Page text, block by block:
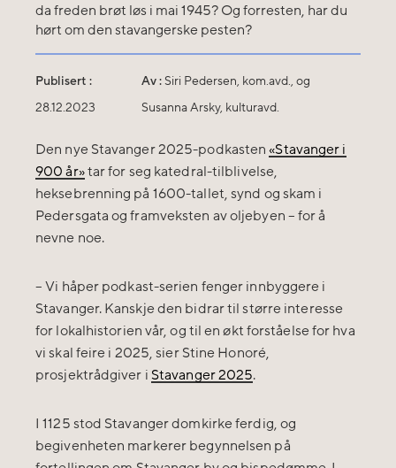
da freden brøt løs i mai 1945? Og forresten, har du
hørt om den stavangerske pesten?
Publisert :
28.12.2023
Av : Siri Pedersen, kom.avd., og
Susanna Arsky, kulturavd.
Den nye Stavanger 2025-podkasten«Stavanger i
900 år»tar for seg katedral-tilblivelse,
heksebrenning på 1600-tallet, synd og skam i
Pedersgata og framveksten av oljebyen – for å
nevne noe.
– Vi håper podkast-serien fenger innbyggere i
Stavanger. Kanskje den bidrar til større interesse
for lokalhistorien vår, og til en økt forståelse for hva
vi skal feire i 2025, sier Stine Honoré,
prosjektrådgiver i Stavanger 2025.
I 1125 stod Stavanger domkirke ferdig, og
begivenheten markerer begynnelsen på